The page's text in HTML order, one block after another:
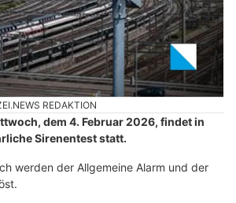
REDAKTION
dem 4. Februar 2026, findet in
Sirenentest statt.
werden der Allgemeine Alarm und der